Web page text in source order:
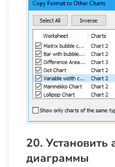
20.
диаграммы